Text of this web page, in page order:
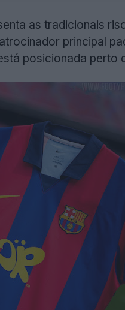
as tradicionais
principal
posicionada perto